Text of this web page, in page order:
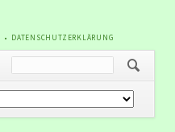
DATENSCHUTZERKLÄRUNG